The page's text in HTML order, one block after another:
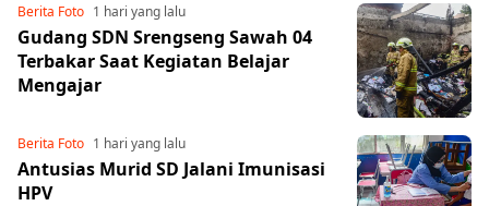
Berita Foto 1 hari yang lalu
Gudang SDN Srengseng Sawah 04
Terbakar Saat Kegiatan Belajar
Mengajar
Berita Foto 1 hari yang lalu
Antusias Murid SD Jalani Imunisasi
HPV